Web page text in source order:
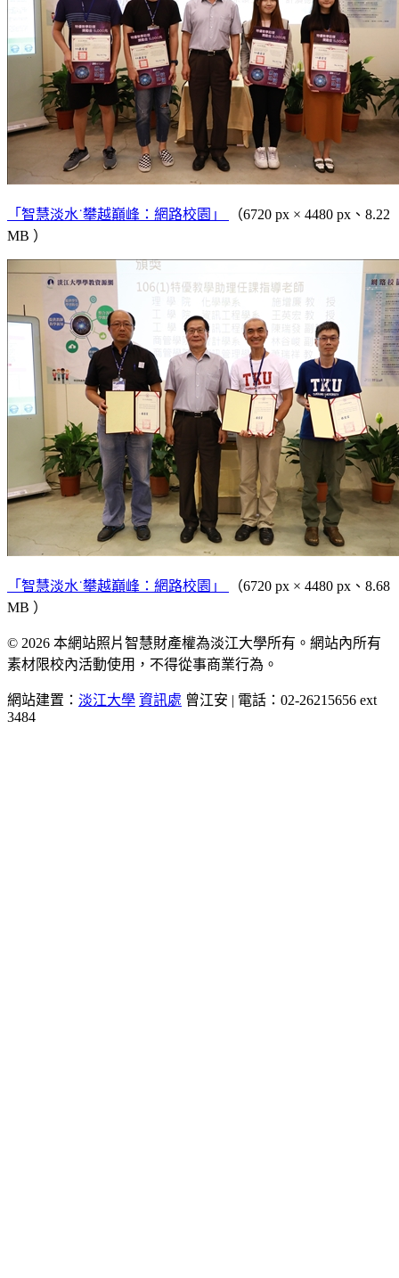
「智慧淡水˙攀越巔峰：網路校園」
（6720 px × 4480 px、8.22
MB ）
「智慧淡水˙攀越巔峰：網路校園」
（6720 px × 4480 px、8.68
MB ）
© 2026 本網站照片智慧財產權為淡江大學所有。網站內所有
素材限校內活動使用，不得從事商業行為。
網站建置： 淡江大學 資訊處 曾江安 | 電話：02-26215656 ext
3484